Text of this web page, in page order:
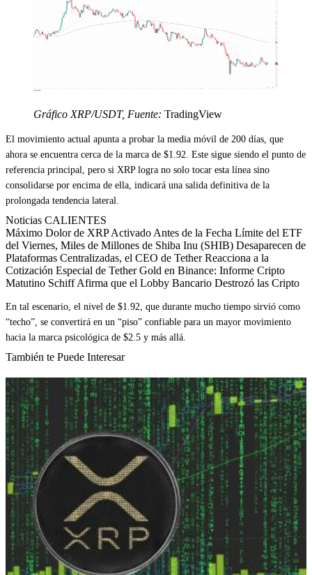
Gráfico XRP/USDT, Fuente: TradingView
El movimiento actual apunta a probar la media móvil de 200 días, que
ahora se encuentra cerca de la marca de $1.92. Este sigue siendo el punto de
referencia principal, pero si XRP logra no solo tocar esta línea sino
consolidarse por encima de ella, indicará una salida definitiva de la
prolongada tendencia lateral.
Noticias CALIENTES
Máximo Dolor de XRP Activado Antes de la Fecha Límite del ETF
del Viernes, Miles de Millones de Shiba Inu (SHIB) Desaparecen de
Plataformas Centralizadas, el CEO de Tether Reacciona a la
Cotización Especial de Tether Gold en Binance: Informe Cripto
Matutino Schiff Afirma que el Lobby Bancario Destrozó las Cripto
En tal escenario, el nivel de $1.92, que durante mucho tiempo sirvió como
“techo”, se convertirá en un “piso” confiable para un mayor movimiento
hacia la marca psicológica de $2.5 y más allá.
También te Puede Interesar